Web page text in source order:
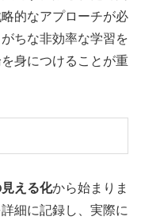
的なアプローチが必
ちな非効率な学習を
身につけることが重
える化から始まりま
細に記録し、実際に